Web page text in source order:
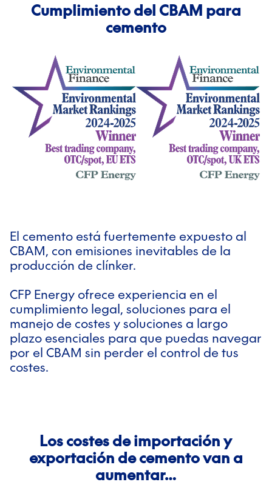
Cumplimiento del CBAM para
cemento
El cemento está fuertemente expuesto al
CBAM, con emisiones inevitables de la
producción de clínker.
CFP Energy ofrece experiencia en el
cumplimiento legal, soluciones para el
manejo de costes y soluciones a largo
plazo esenciales para que puedas navegar
por el CBAM sin perder el control de tus
costes.
Los costes de importación y
exportación de cemento van a
aumentar…